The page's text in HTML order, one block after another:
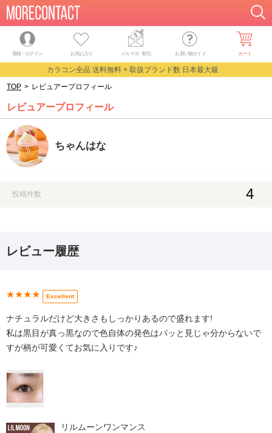
登録・ログイン お気に入り メルマガ・割引 お買い物ガイド カート
カラコン全品 送料無料 × 取扱ブランド数 日本最大級
TOP > レビュアープロフィール
レビュアープロフィール
ちゃんはな
投稿件数 4
レビュー履歴
★★★★ Excellent
ナチュラルだけど大きさもしっかりあるので盛れます!
私は黒目が真っ黒なので色自体の発色はパッと見じゃ分からないで
すが柄が可愛くてお気に入りです♪
リルムーンワンマンス